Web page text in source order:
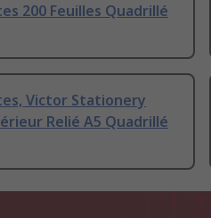
200 Feuilles Quadrillé
Victor Stationery
Relié A5 Quadrillé